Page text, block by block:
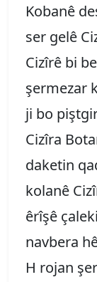
Kobanê
ser gelê
Cizîrê bi
şermezar
ji bo
Cizîra
daketin
kolanê
êrîşê
navbera
H rojan